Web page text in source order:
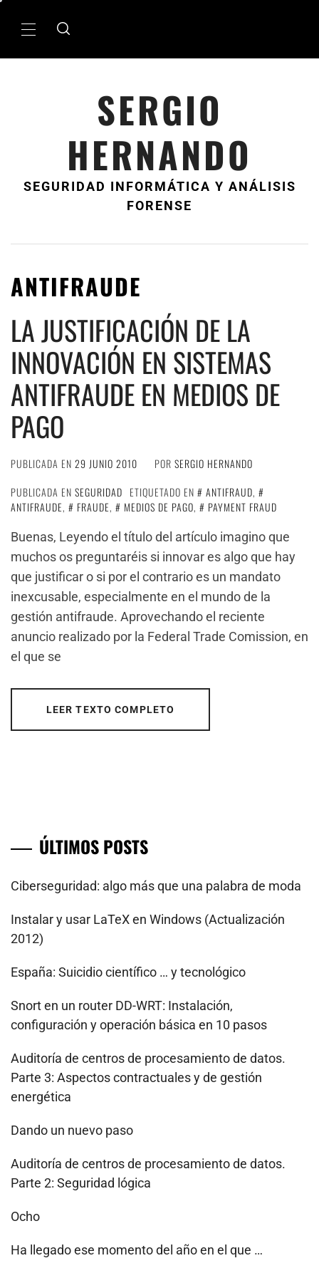
MenÃº
SERGIO
HERNANDO
SEGURIDAD INFORMÁTICA Y ANÁLISIS
FORENSE
ANTIFRAUDE
LA JUSTIFICACIÓN DE LA
INNOVACIÓN EN SISTEMAS
ANTIFRAUDE EN MEDIOS DE
PAGO
PUBLICADA EN 29 JUNIO 2010 POR SERGIO HERNANDO
PUBLICADA EN SEGURIDAD ETIQUETADO EN ANTIFRAUD,
ANTIFRAUDE, FRAUDE, MEDIOS DE PAGO,
PAYMENT FRAUD
Buenas, Leyendo el título del artículo imagino que
muchos os preguntaréis si innovar es algo que hay
que justificar o si por el contrario es un mandato
inexcusable, especialmente en el mundo de la
gestión antifraude. Aprovechando el reciente
anuncio realizado por la Federal Trade Comission, en
el que se
LEER TEXTO COMPLETO
ÚLTIMOS POSTS
Ciberseguridad: algo más que una palabra de moda
Instalar y usar LaTeX en Windows (Actualización
2012)
España: Suicidio científico … y tecnológico
Snort en un router DD-WRT: Instalación,
configuración y operación básica en 10 pasos
Auditoría de centros de procesamiento de datos.
Parte 3: Aspectos contractuales y de gestión
energética
Dando un nuevo paso
Auditoría de centros de procesamiento de datos.
Parte 2: Seguridad lógica
Ocho
Ha llegado ese momento del año en el que …